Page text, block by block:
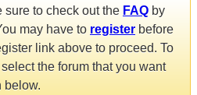
sure to check out the FAQ by
may have to register before
link above to proceed. To
the forum that you want
below.